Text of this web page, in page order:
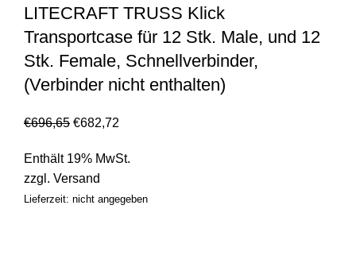
LITECRAFT TRUSS Klick
Transportcase für 12 Stk. Male, und 12
Stk. Female, Schnellverbinder,
(Verbinder nicht enthalten)
€696,65 €682,72
Enthält 19% MwSt.
zzgl. Versand
Lieferzeit: nicht angegeben